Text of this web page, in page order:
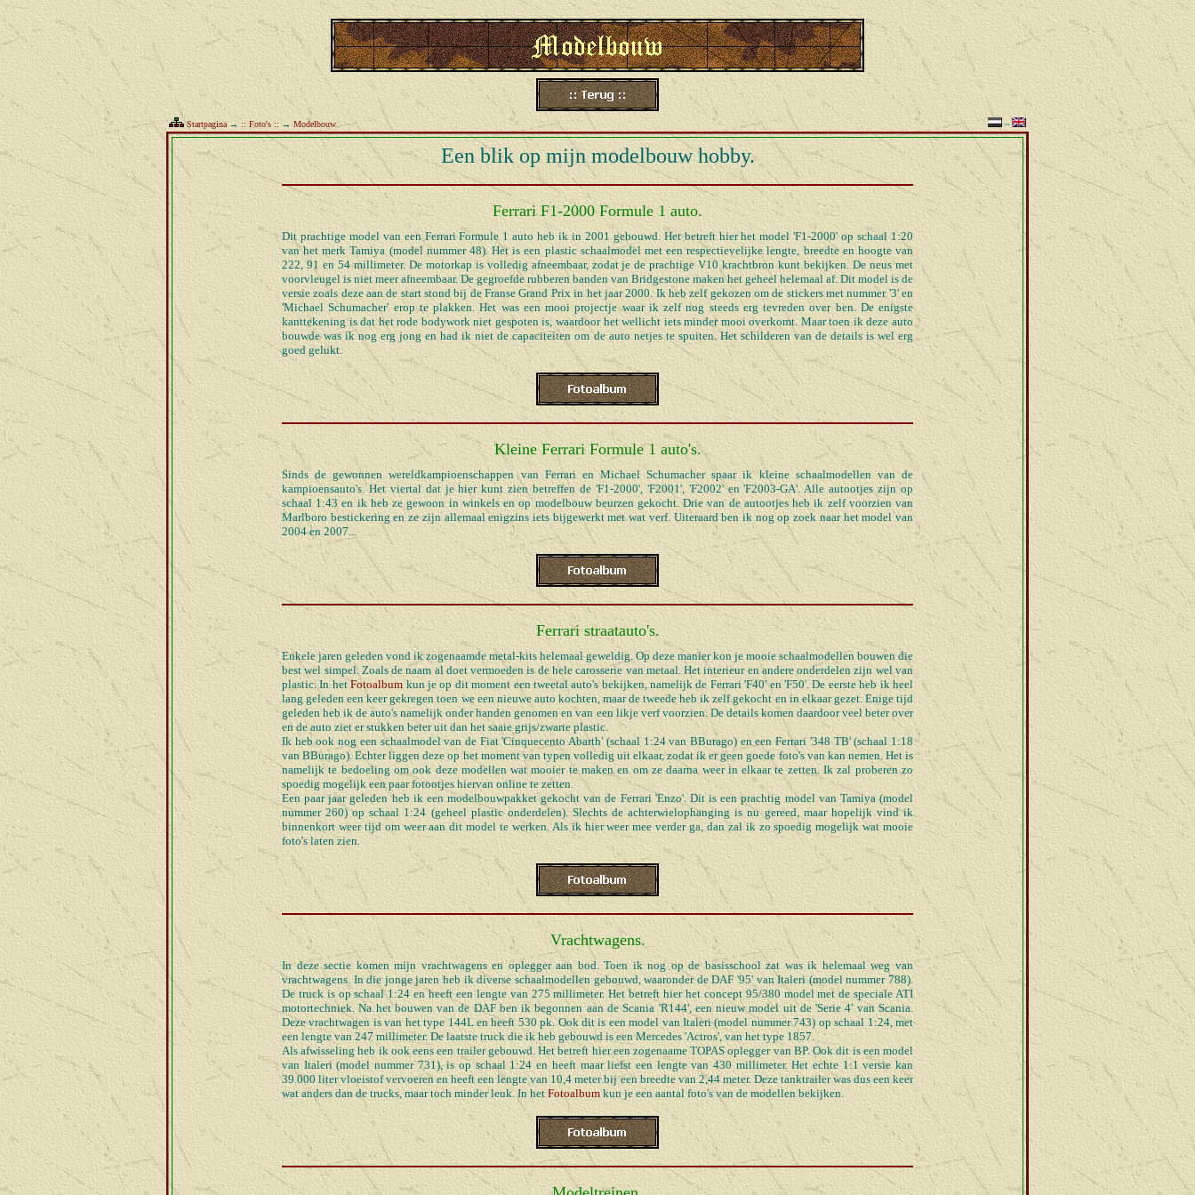
Startpagina → :: Foto's :: → Modelbouw ~
Een blik op mijn modelbouw hobby.
Ferrari F1-2000 Formule 1 auto.
Dit prachtige model van een Ferrari Formule 1 auto heb ik in 2001 gebouwd. Het betreft hier het model 'F1-2000' op schaal 1:20
van het merk Tamiya (model nummer 48). Het is een plastic schaalmodel met een respectievelijke lengte, breedte en hoogte van
222, 91 en 54 millimeter. De motorkap is volledig afneembaar, zodat je de prachtige V10 krachtbron kunt bekijken. De neus met
voorvleugel is niet meer afneembaar. De gegroefde rubberen banden van Bridgestone maken het geheel helemaal af. Dit model is de
versie zoals deze aan de start stond bij de Franse Grand Prix in het jaar 2000. Ik heb zelf gekozen om de stickers met nummer '3' en
'Michael Schumacher' erop te plakken. Het was een mooi projectje waar ik zelf nog steeds erg tevreden over ben. De enigste
kanttekening is dat het rode bodywork niet gespoten is, waardoor het wellicht iets minder mooi overkomt. Maar toen ik deze auto
bouwde was ik nog erg jong en had ik niet de capaciteiten om de auto netjes te spuiten. Het schilderen van de details is wel erg
goed gelukt.
Kleine Ferrari Formule 1 auto's.
Sinds de gewonnen wereldkampioenschappen van Ferrari en Michael Schumacher spaar ik kleine schaalmodellen van de
kampioensauto's. Het viertal dat je hier kunt zien betreffen de 'F1-2000', 'F2001', 'F2002' en 'F2003-GA'. Alle autootjes zijn op
schaal 1:43 en ik heb ze gewoon in winkels en op modelbouw beurzen gekocht. Drie van de autootjes heb ik zelf voorzien van
Marlboro bestickering en ze zijn allemaal enigzins iets bijgewerkt met wat verf. Uiteraard ben ik nog op zoek naar het model van
2004 en 2007...
Ferrari straatauto's.
Enkele jaren geleden vond ik zogenaamde metal-kits helemaal geweldig. Op deze manier kon je mooie schaalmodellen bouwen die
best wel simpel. Zoals de naam al doet vermoeden is de hele carosserie van metaal. Het interieur en andere onderdelen zijn wel van
plastic. In hetFotoalbum kun je op dit moment een tweetal auto's bekijken, namelijk de Ferrari 'F40' en 'F50'. De eerste heb ik heel
lang geleden een keer gekregen toen we een nieuwe auto kochten, maar de tweede heb ik zelf gekocht en in elkaar gezet. Enige tijd
geleden heb ik de auto's namelijk onder handen genomen en van een likje verf voorzien. De details komen daardoor veel beter over
en de auto ziet er stukken beter uit dan het saaie grijs/zwarte plastic.
Ik heb ook nog een schaalmodel van de Fiat 'Cinquecento Abarth' (schaal 1:24 van BBurago) en een Ferrari '348 TB' (schaal 1:18
van BBurago). Echter liggen deze op het moment van typen volledig uit elkaar, zodat ik er geen goede foto's van kan nemen. Het is
namelijk te bedoeling om ook deze modellen wat mooier te maken en om ze daarna weer in elkaar te zetten. Ik zal proberen zo
spoedig mogelijk een paar fotootjes hiervan online te zetten.
Een paar jaar geleden heb ik een modelbouwpakket gekocht van de Ferrari 'Enzo'. Dit is een prachtig model van Tamiya (model
nummer 260) op schaal 1:24 (geheel plastic onderdelen). Slechts de achterwielophanging is nu gereed, maar hopelijk vind ik
binnenkort weer tijd om weer aan dit model te werken. Als ik hier weer mee verder ga, dan zal ik zo spoedig mogelijk wat mooie
foto's laten zien.
Vrachtwagens.
In deze sectie komen mijn vrachtwagens en oplegger aan bod. Toen ik nog op de basisschool zat was ik helemaal weg van
vrachtwagens. In die jonge jaren heb ik diverse schaalmodellen gebouwd, waaronder de DAF '95' van Italeri (model nummer 788).
De truck is op schaal 1:24 en heeft een lengte van 275 millimeter. Het betreft hier het concept 95/380 model met de speciale ATI
motortechniek. Na het bouwen van de DAF ben ik begonnen aan de Scania 'R144', een nieuw model uit de 'Serie 4' van Scania.
Deze vrachtwagen is van het type 144L en heeft 530 pk. Ook dit is een model van Italeri (model nummer 743) op schaal 1:24, met
een lengte van 247 millimeter. De laatste truck die ik heb gebouwd is een Mercedes 'Actros', van het type 1857.
Als afwisseling heb ik ook eens een trailer gebouwd. Het betreft hier een zogenaame TOPAS oplegger van BP. Ook dit is een model
van Italeri (model nummer 731), is op schaal 1:24 en heeft maar liefst een lengte van 430 millimeter. Het echte 1:1 versie kan
39.000 liter vloeistof vervoeren en heeft een lengte van 10,4 meter bij een breedte van 2,44 meter. Deze tanktrailer was dus een keer
wat anders dan de trucks, maar toch minder leuk. In hetFotoalbum kun je een aantal foto's van de modellen bekijken.